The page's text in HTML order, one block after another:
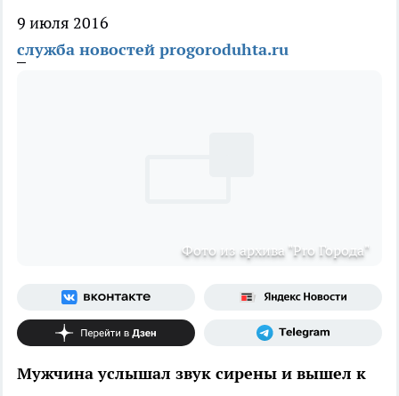
9 июля 2016
служба новостей progoroduhta.ru
Фото из архива "Pro Города"
Мужчина услышал звук сирены и вышел к